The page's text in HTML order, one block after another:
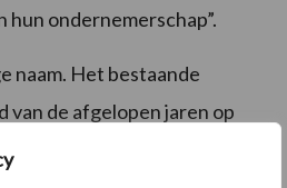
hun ondernemerschap”.
naam. Het bestaande
de afgelopen jaren op